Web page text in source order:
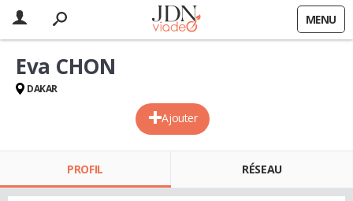
MENU
Ajouter
Eva CHON
DAKAR
PROFIL RÉSEAU